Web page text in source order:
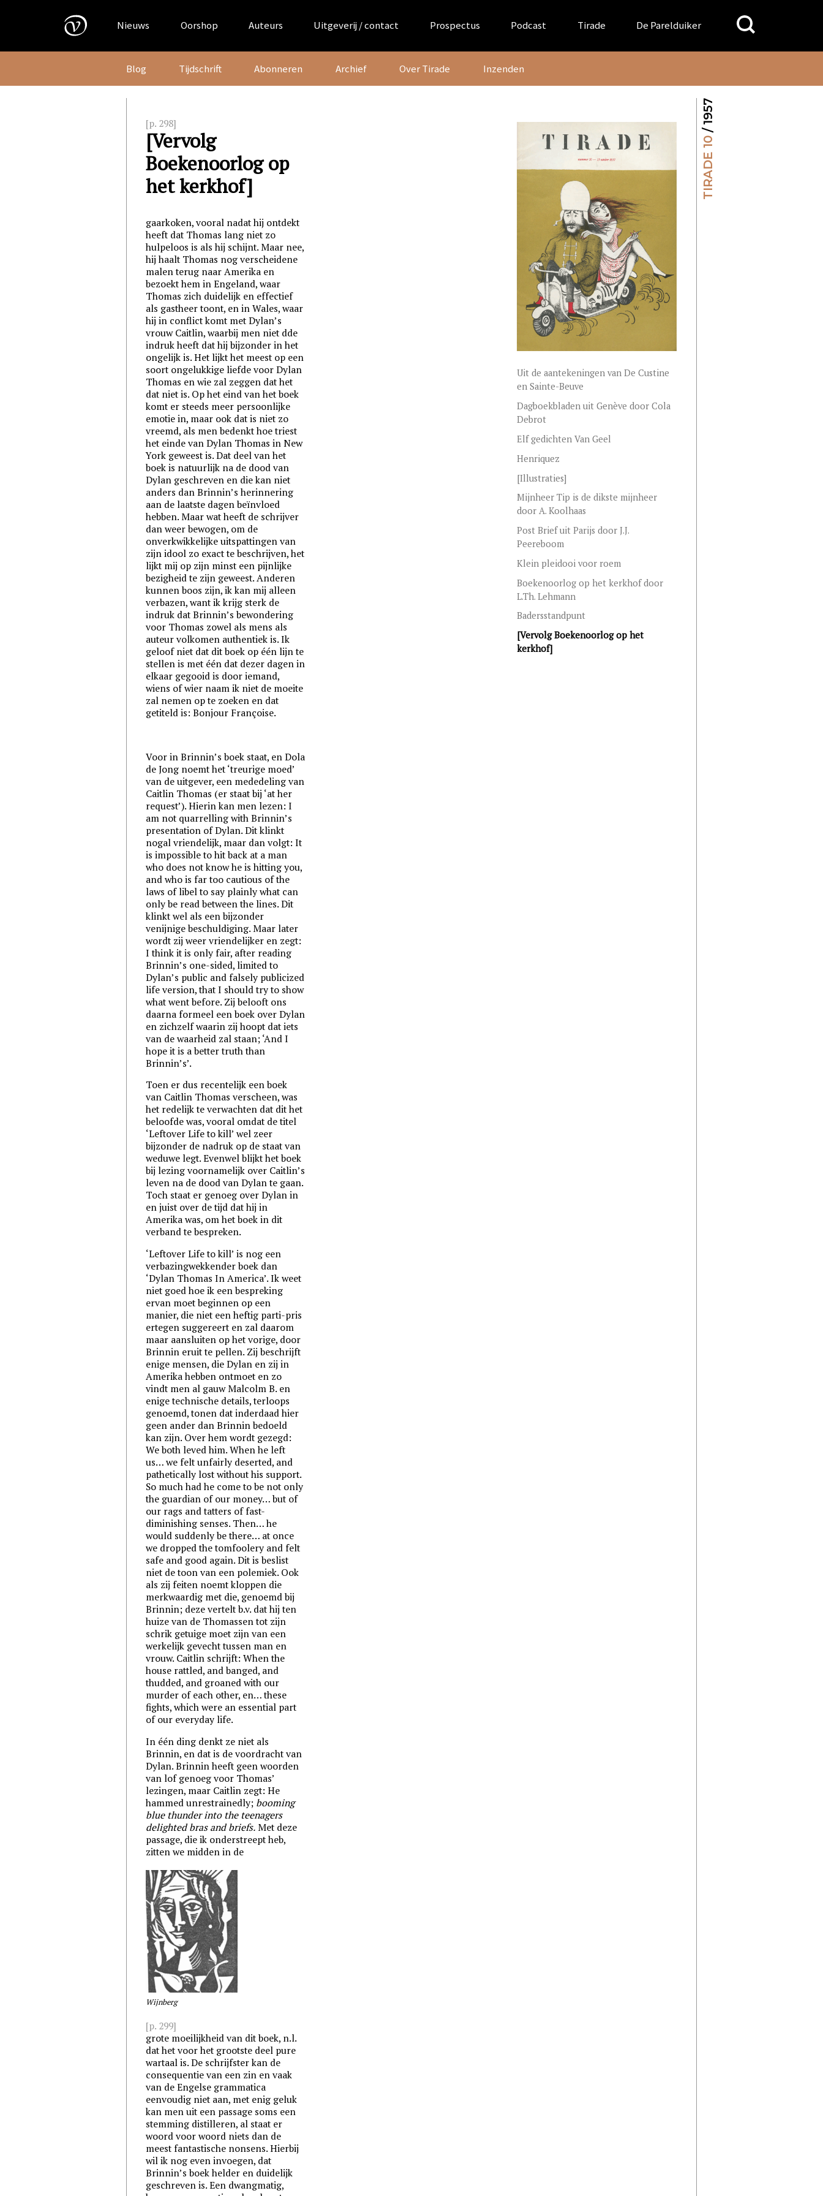
Nieuws Oorshop Auteurs Uitgeverij / contact Prospectus Podcast Tirade De Parelduiker
Search
for:
Blog Tijdschrift Abonneren Archief Over Tirade Inzenden
TIRADE 10
/ 1957
[p. 298]
[Vervolg
Boekenoorlog op
het kerkhof]
gaarkoken, vooral nadat hij ontdekt
heeft dat Thomas lang niet zo
hulpeloos is als hij schijnt. Maar nee,
hij haalt Thomas nog verscheidene
malen terug naar Amerika en
bezoekt hem in Engeland, waar
Thomas zich duidelijk en effectief
als gastheer toont, en in Wales, waar
hij in conflict komt met Dylan’s
vrouw Caitlin, waarbij men niet dde
indruk heeft dat hij bijzonder in het
ongelijk is. Het lijkt het meest op een
soort ongelukkige liefde voor Dylan
Thomas en wie zal zeggen dat het
dat niet is. Op het eind van het boek
komt er steeds meer persoonlijke
emotie in, maar ook dat is niet zo
vreemd, als men bedenkt hoe triest
het einde van Dylan Thomas in New
York geweest is. Dat deel van het
boek is natuurlijk na de dood van
Dylan geschreven en die kan niet
anders dan Brinnin’s herinnering
aan de laatste dagen beïnvloed
hebben. Maar wat heeft de schrijver
dan weer bewogen, om de
onverkwikkelijke uitspattingen van
zijn idool zo exact te beschrijven, het
lijkt mij op zijn minst een pijnlijke
bezigheid te zijn geweest. Anderen
kunnen boos zijn, ik kan mij alleen
verbazen, want ik krijg sterk de
indruk dat Brinnin’s bewondering
voor Thomas zowel als mens als
auteur volkomen authentiek is. Ik
geloof niet dat dit boek op één lijn te
stellen is met één dat dezer dagen in
elkaar gegooid is door iemand,
wiens of wier naam ik niet de moeite
zal nemen op te zoeken en dat
getiteld is: Bonjour Françoise.
Voor in Brinnin’s boek staat, en Dola
de Jong noemt het ‘treurige moed’
van de uitgever, een mededeling van
Caitlin Thomas (er staat bij ‘at her
request’). Hierin kan men lezen: I
am not quarrelling with Brinnin’s
presentation of Dylan. Dit klinkt
nogal vriendelijk, maar dan volgt: It
is impossible to hit back at a man
who does not know he is hitting you,
and who is far too cautious of the
laws of libel to say plainly what can
only be read between the lines. Dit
klinkt wel als een bijzonder
venijnige beschuldiging. Maar later
wordt zij weer vriendelijker en zegt:
I think it is only fair, after reading
Brinnin’s one-sided, limited to
Dylan’s public and falsely publicized
life version, that I should try to show
what went before. Zij belooft ons
daarna formeel een boek over Dylan
en zichzelf waarin zij hoopt dat iets
van de waarheid zal staan; ‘And I
hope it is a better truth than
Brinnin’s’.
Toen er dus recentelijk een boek
van Caitlin Thomas verscheen, was
het redelijk te verwachten dat dit het
beloofde was, vooral omdat de titel
‘Leftover Life to kill’ wel zeer
bijzonder de nadruk op de staat van
weduwe legt. Evenwel blijkt het boek
bij lezing voornamelijk over Caitlin’s
leven na de dood van Dylan te gaan.
Toch staat er genoeg over Dylan in
en juist over de tijd dat hij in
Amerika was, om het boek in dit
verband te bespreken.
‘Leftover Life to kill’ is nog een
verbazingwekkender boek dan
‘Dylan Thomas In America’. Ik weet
niet goed hoe ik een bespreking
ervan moet beginnen op een
manier, die niet een heftig parti-pris
ertegen suggereert en zal daarom
maar aansluiten op het vorige, door
Brinnin eruit te pellen. Zij beschrijft
enige mensen, die Dylan en zij in
Amerika hebben ontmoet en zo
vindt men al gauw Malcolm B. en
enige technische details, terloops
genoemd, tonen dat inderdaad hier
geen ander dan Brinnin bedoeld
kan zijn. Over hem wordt gezegd:
We both leved him. When he left
us… we felt unfairly deserted, and
pathetically lost without his support.
So much had he come to be not only
the guardian of our money… but of
our rags and tatters of fast-
diminishing senses. Then… he
would suddenly be there… at once
we dropped the tomfoolery and felt
safe and good again. Dit is beslist
niet de toon van een polemiek. Ook
als zij feiten noemt kloppen die
merkwaardig met die, genoemd bij
Brinnin; deze vertelt b.v. dat hij ten
huize van de Thomassen tot zijn
schrik getuige moet zijn van een
werkelijk gevecht tussen man en
vrouw. Caitlin schrijft: When the
house rattled, and banged, and
thudded, and groaned with our
murder of each other, en… these
fights, which were an essential part
of our everyday life.
In één ding denkt ze niet als
Brinnin, en dat is de voordracht van
Dylan. Brinnin heeft geen woorden
van lof genoeg voor Thomas’
lezingen, maar Caitlin zegt: He
hammed unrestrainedly; booming
blue thunder into the teenagers
delighted bras and briefs. Met deze
passage, die ik onderstreept heb,
zitten we midden in de
Wijnberg
[p. 299]
grote moeilijkheid van dit boek, n.l.
dat het voor het grootste deel pure
wartaal is. De schrijfster kan de
consequentie van een zin en vaak
van de Engelse grammatica
eenvoudig niet aan, met enig geluk
kan men uit een passage soms een
stemming distilleren, al staat er
woord voor woord niets dan de
meest fantastische nonsens. Hierbij
wil ik nog even invoegen, dat
Brinnin’s boek helder en duidelijk
geschreven is. Een dwangmatig,
Uit de aantekeningen van De Custine
en Sainte-Beuve
Dagboekbladen uit Genève door Cola
Debrot
Elf gedichten Van Geel
Henriquez
[Illustraties]
Mijnheer Tip is de dikste mijnheer
door A. Koolhaas
Post Brief uit Parijs door J.J.
Peereboom
Klein pleidooi voor roem
Boekenoorlog op het kerkhof door
L.Th. Lehmann
Badersstandpunt
[Vervolg Boekenoorlog op het
kerkhof]